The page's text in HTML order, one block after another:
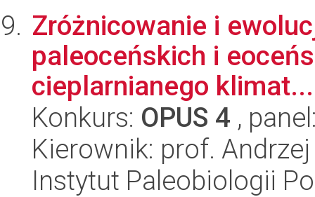
Zróżnicowanie i
paleoceńskich i
cieplarnianego klimat...
Konkurs: OPUS 4 ,
Kierownik: prof.
Instytut Paleobiologii